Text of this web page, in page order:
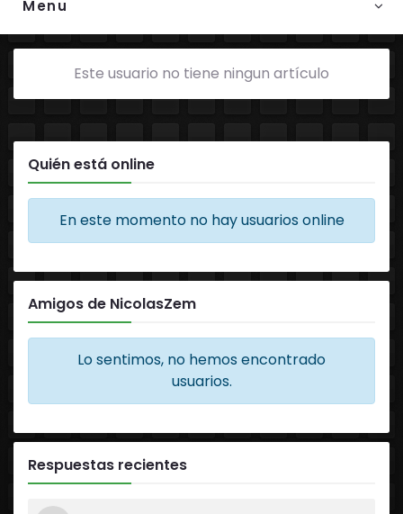
Menu
Este usuario no tiene ningun artículo
Quién está online
En este momento no hay usuarios online
Amigos de NicolasZem
Lo sentimos, no hemos encontrado
usuarios.
Respuestas recientes